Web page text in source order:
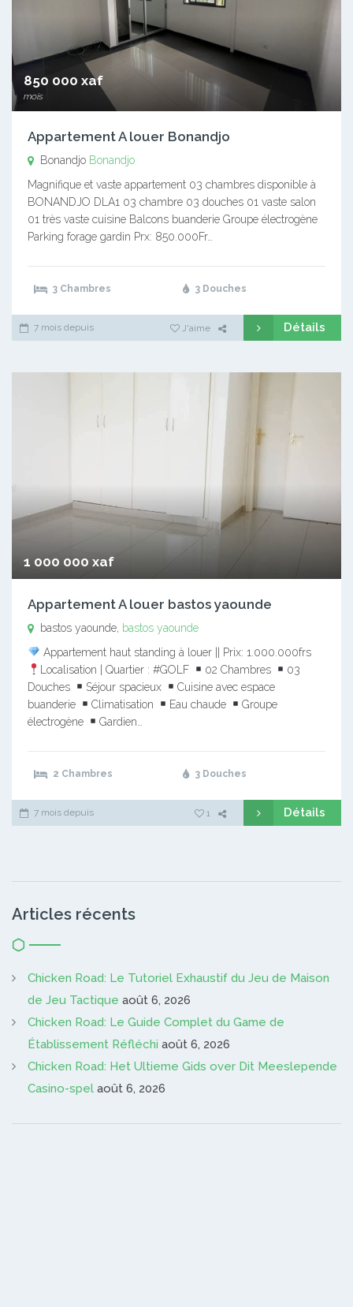
850 000 xaf
mois
Appartement A louer Bonandjo
Bonandjo Bonandjo
Magnifique et vaste appartement 03 chambres disponible à
BONANDJO DLA1 03 chambre 03 douches 01 vaste salon
01 très vaste cuisine Balcons buanderie Groupe électrogène
Parking forage gardin Prx: 850.000Fr…
3 Chambres 3 Douches
7 mois depuis J'aime Détails
1 000 000 xaf
Appartement A louer bastos yaounde
bastos yaounde, bastos yaounde
Appartement haut standing à louer || Prix: 1.000.000frs
Localisation | Quartier : #GOLF
02 Chambres
03
Douches
Séjour spacieux
Cuisine avec espace
buanderie
Climatisation Eau chaude
Groupe
électrogène
Gardien…
2 Chambres 3 Douches
7 mois depuis 1 Détails
Articles récents
Chicken Road: Le Tutoriel Exhaustif du Jeu de Maison
de Jeu Tactique août 6, 2026
Chicken Road: Le Guide Complet du Game de
Établissement Réfléchi août 6, 2026
Chicken Road: Het Ultieme Gids over Dit Meeslepende
Casino-spel août 6, 2026